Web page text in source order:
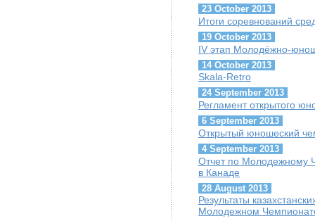
23 October 2013
Итоги соревнований
19 October 2013
IV этап Молодёжно-
14 October 2013
Skala-Retro
24 September 2013
Регламент открытого
6 September 2013
Открытый юношеский
4 September 2013
Отчет по Молодежному
в Канаде
28 August 2013
Результаты
Молодежном